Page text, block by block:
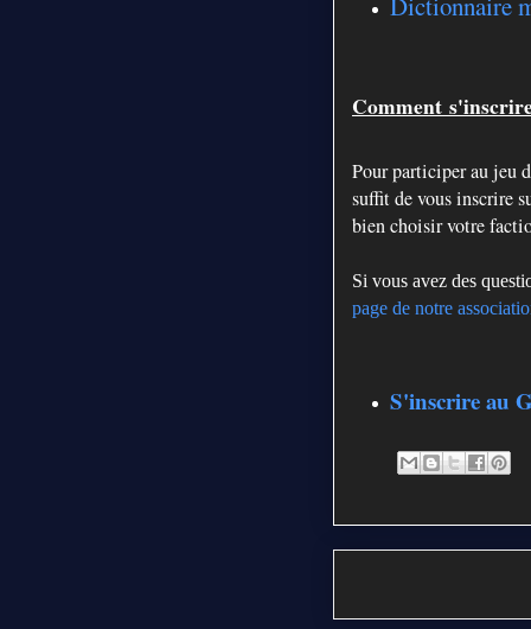
Comment
Pour participer au jeu
suffit de vous inscrire
bien choisir votre
Si vous avez des
page de notre
S'inscrire au